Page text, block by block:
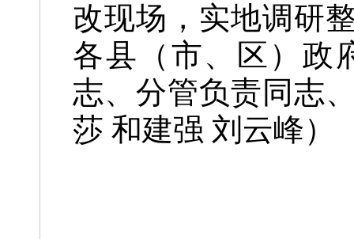
改现场，实地调研
各县（市、区）政
志、分管负责同志
莎 和建强 刘云峰）